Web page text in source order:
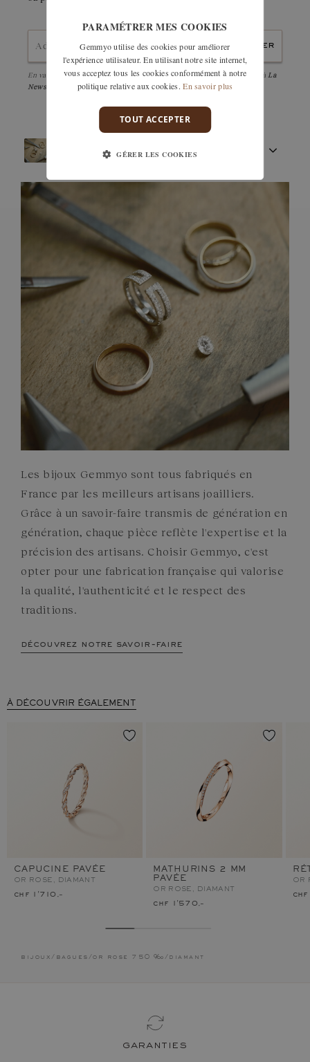
envoyer
En validant, j'accepte lapolitique de confidentialitéet d'être abonné à La
Newsletter
ARTISANAT FRANÇAIS
PIERRES
ENGAGEMENTS
Les bijoux Gemmyo sont tous fabriqués en
France par les meilleurs artisans joailliers.
Grâce à un savoir-faire transmis de génération en
génération, chaque pièce reflète l'expertise et la
précision des artisans. Choisir Gemmyo, c'est
opter pour une fabrication française qui valorise
la qualité, l'authenticité et le respect des
traditions.
découvrez notre savoir-faire
À DÉCOUVRIR ÉGALEMENT
CAPUCINE PAVÉE
OR ROSE, DIAMANT
chf 1'710.–
MATHURINS 2 MM
PAVÉE
OR ROSE, DIAMANT
chf 1'570.–
OR
chf
bijoux / bagues / or rose 750 ‰ / diamant
garanties
PARAMÉTRER MES COOKIES
Gemmyo utilise des cookies pour améliorer
l'expérience utilisateur. En utilisant notre site internet,
vous acceptez tous les cookies conformément à notre
politique relative aux cookies. En savoir plus
TOUT ACCEPTER
GÉRER LES COOKIES